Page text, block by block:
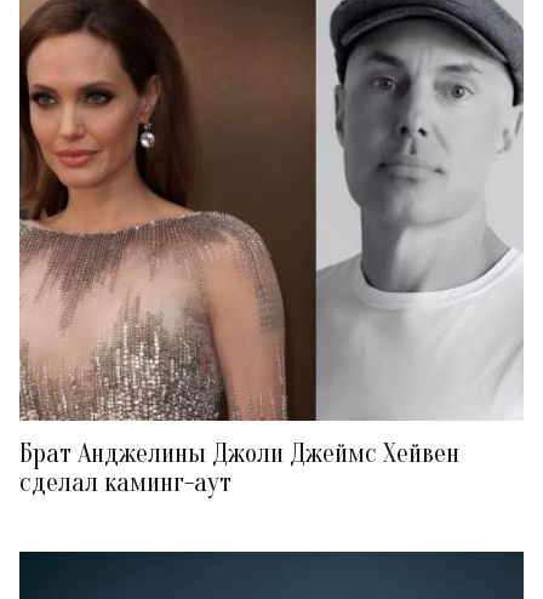
Брат Анджелины Джоли Джеймс Хейвен
сделал каминг-аут